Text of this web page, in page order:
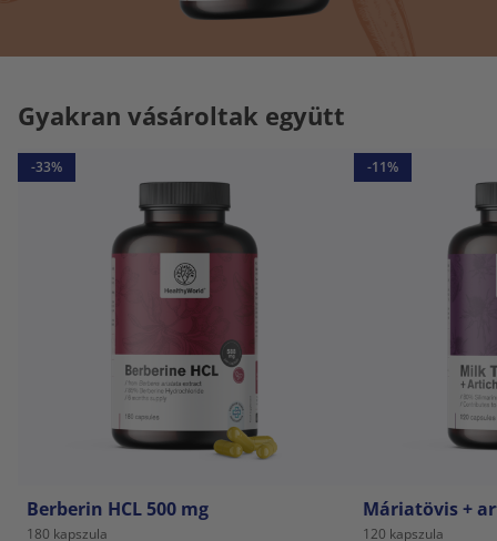
Gyakran vásároltak együtt
-33%
Berberin HCL 500 mg
180 kapszula
-11%
Máriatövis +
120 kapszula